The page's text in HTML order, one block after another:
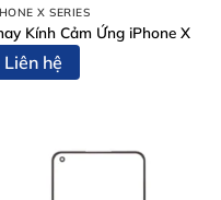
90 Lite
nghiệp tại Thùy
Mobile
X SERIES
Kính Cảm Ứng iPhone X
Liên hệ